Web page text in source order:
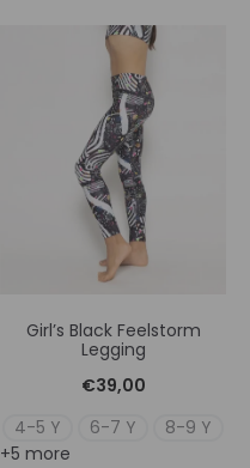
Girl’s Black Feelstorm
Legging
€39,00
4-5 Y
6-7 Y
8-9 Y
+5 more